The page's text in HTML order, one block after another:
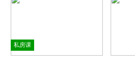
私房课